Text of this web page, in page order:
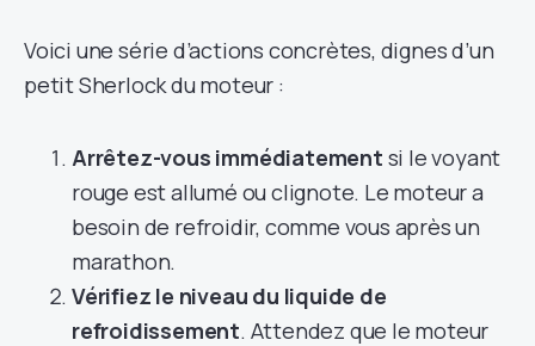
Voici une série d’actions concrètes, dignes d’un
petit Sherlock du moteur :
Arrêtez-vous immédiatement si le voyant
rouge est allumé ou clignote. Le moteur a
besoin de refroidir, comme vous après un
marathon.
Vérifiez le niveau du liquide de
refroidissement. Attendez que le moteur